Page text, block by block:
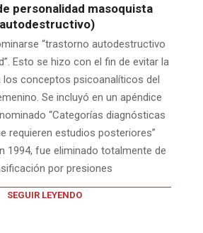
personalidad masoquista
“trastorno autodestructivo
Esto se hizo con el fin de evitar la
conceptos psicoanalíticos del
Se incluyó en un apéndice
“Categorías diagnósticas
requieren estudios posteriores”
1994, fue eliminado totalmente de
por presiones
SEGUIR LEYENDO